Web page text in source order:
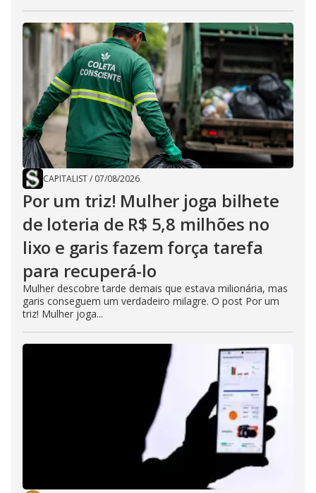
CAPITALIST/ 07/08/2026
Por um triz! Mulher joga bilhete
de loteria de R$ 5,8 milhões no
lixo e garis fazem força tarefa
para recuperá-lo
Mulher descobre tarde demais que estava milionária, mas
garis conseguem um verdadeiro milagre. O post Por um
triz! Mulher joga...